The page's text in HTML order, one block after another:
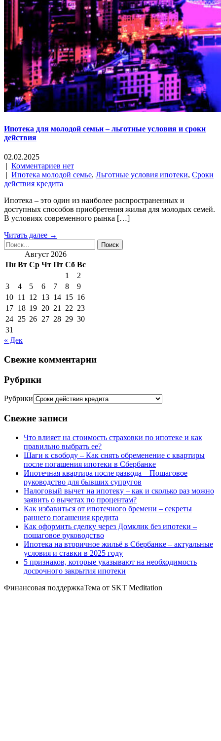
Ипотека для молодой семьи – льготные условия и сроки
действия
02.02.2025
| Комментариев нет
| Ипотека молодой семье, Льготные условия ипотеки, Сроки
действия кредита
Ипотека – это один из наиболее распространенных и
доступных способов приобретения жилья для молодых семей.
В условиях современного рынка […]
Читать далее →
Август 2026
Пн Вт Ср Чт Пт Сб Вс
1
2
3
4 5 6 7 8
9
10 11 12 13 14 15 16
17 18 19 20 21 22 23
24 25 26 27 28 29 30
31
« Дек
Свежие комментарии
Рубрики
Рубрики
Свежие записи
Что влияет на стоимость страховки по ипотеке и как
правильно выбрать ее?
Шаги к свободу – Как снять обременение с квартиры
после погашения ипотеки в Сбербанке
Ипотечная квартира после развода – Пошаговое
руководство для бывших супругов
Налоговый вычет на ипотеку – как и сколько раз можно
заявить о вычетах по процентам?
Как избавиться от ипотечного бремени – секреты
раннего погашения кредита
Как оформить сделку через Домклик без ипотеки –
пошаговое руководство
Ипотека на вторичное жильё в Сбербанке – актуальные
условия и ставки в 2025 году
5 признаков, которые указывают на необходимость
досрочного закрытия ипотеки
Финансовая поддержкаТема от SKT Meditation